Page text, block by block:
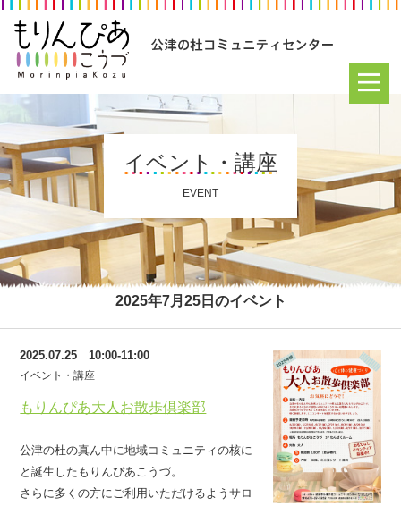
イベント・講座
EVENT
2025年7月25日のイベント
もりんぴあ大人お散歩倶楽部
2025.07.25 10:00-11:00
イベント・講座
公津の杜の真ん中に地域コミュニティの核に
と誕生したもりんぴあこうづ。
さらに多くの方にご利用いただけるようサロ